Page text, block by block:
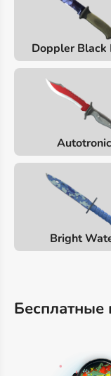
Doppler Black
Autotronic
Bright
Бесплатные